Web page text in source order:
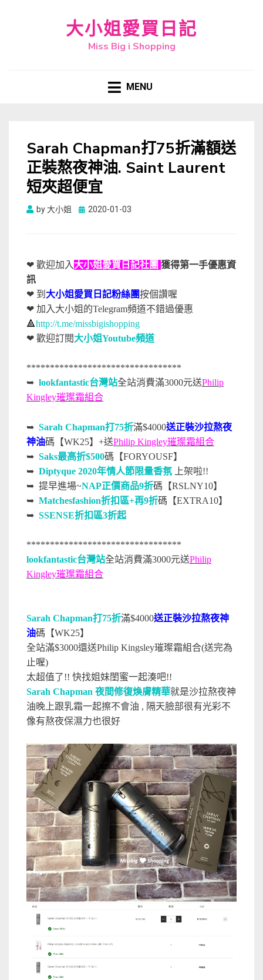
大小姐愛買日記
Miss Big i Shopping
MENU
Sarah Chapman打75折滿額送
正裝熬夜神油. Saint Laurent
短夾超便宜
by大小姐
Posted
2020-01-03
❤ 歡迎加入 大小姐愛買日記社團 獲得第一手優惠資
訊
❤ 到 大小姐愛買日記粉絲團按個讚喔
❤ 加入大小姐的Telegram頻道不錯過優惠
🔺http://t.me/missbigishopping
❤ 歡迎訂閱大小姐Youtube頻道
*********************************
➥ lookfantastic台灣站全站消費滿3000元送Philip
Kingley璀璨霜組合
➥ Sarah Chapman打75折滿$4000送正裝沙拉熬夜
神油碼【WK25】+送Philip Kingley璀璨霜組合
➥ Saks最高折$500碼【FORYOUSF】
➥ Diptyque 2020年情人節限量香氛
上架啦!!
➥ 提早進場~NAP正價商品9折碼【RSLNY10】
➥ Matchesfashion折扣區+再9折碼【EXTRA10】
➥ SSENSE折扣區3折起
*********************************
lookfantastic台灣站全站消費滿3000元送Philip
Kingley璀璨霜組合
Sarah Chapman打75折滿$4000送正裝沙拉熬夜神
油碼【WK25】
全站滿$3000還送Philip Kingsley璀璨霜組合(送完為
止喔)
太超值了!! 快找姐妹閨蜜一起湊吧!!
Sarah Chapman 夜間修復煥膚精華就是沙拉熬夜神
油晚上跟乳霜一起擦不會油 , 隔天臉部很有光彩不
像有熬夜保濕力也很好